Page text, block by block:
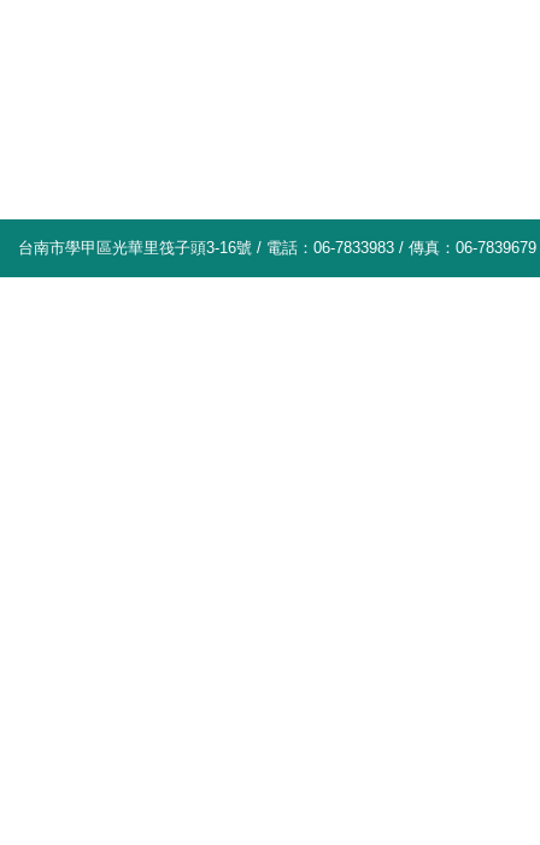
台南市學甲區光華里筏子頭3-16號 / 電話：06-7833983 / 傳真：06-7839679